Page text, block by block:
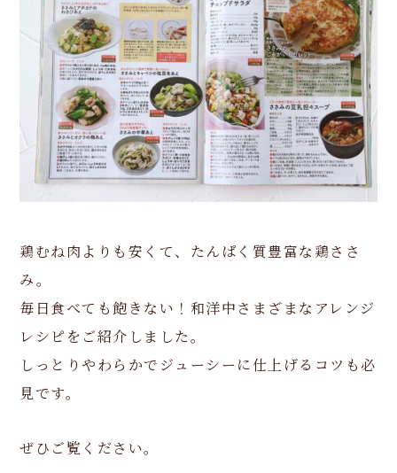
鶏むね肉よりも安くて、たんぱく質豊富な鶏ささ
み。
毎日食べても飽きない！和洋中さまざまなアレンジ
レシピをご紹介しました。
しっとりやわらかでジューシーに仕上げるコツも必
見です。
ぜひご覧ください。